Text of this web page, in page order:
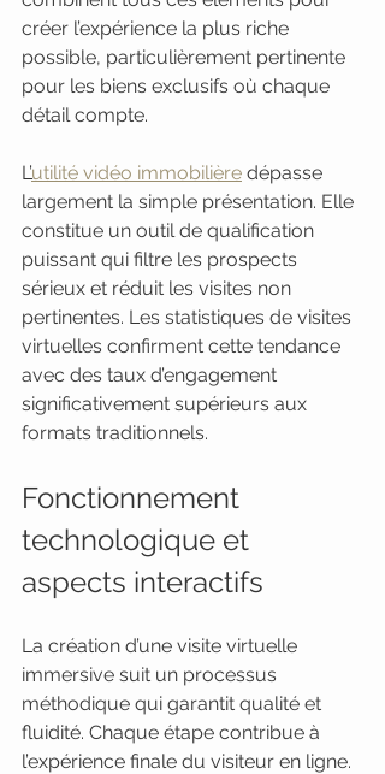
créer l’expérience la plus riche
possible, particulièrement pertinente
pour les biens exclusifs où chaque
détail compte.
L’utilité vidéo immobilière dépasse
largement la simple présentation. Elle
constitue un outil de qualification
puissant qui filtre les prospects
sérieux et réduit les visites non
pertinentes. Les statistiques de visites
virtuelles confirment cette tendance
avec des taux d’engagement
significativement supérieurs aux
formats traditionnels.
Fonctionnement
technologique et
aspects interactifs
La création d’une visite virtuelle
immersive suit un processus
méthodique qui garantit qualité et
fluidité. Chaque étape contribue à
l’expérience finale du visiteur en ligne.